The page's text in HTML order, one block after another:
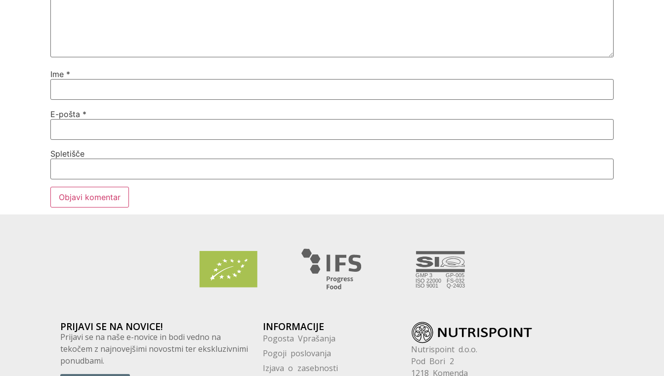
Ime *
E-pošta *
Spletišče
PRIJAVI SE NA NOVICE!
Prijavi se na naše e-novice in bodi vedno na
tekočem z najnovejšimi novostmi ter ekskluzivnimi
ponudbami.
INFORMACIJE
Pogosta Vprašanja
Pogoji poslovanja
Izjava o zasebnosti
Nutrispoint d.o.o.
Pod Bori 2
1218 Komenda